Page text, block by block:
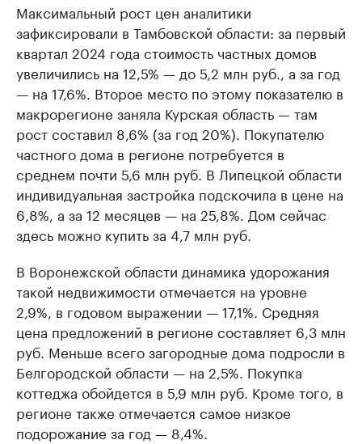
Максимальный рост цен аналитики
зафиксировали в Тамбовской области: за первый
квартал 2024 года стоимость частных домов
увеличились на 12,5% — до 5,2 млн руб., а за год
— на 17,6%. Второе место по этому показателю в
макрорегионе заняла Курская область — там
рост составил 8,6% (за год 20%). Покупателю
частного дома в регионе потребуется в
среднем почти 5,6 млн руб. В Липецкой области
индивидуальная застройка подскочила в цене на
6,8%, а за 12 месяцев — на 25,8%. Дом сейчас
здесь можно купить за 4,7 млн руб.
В Воронежской области динамика удорожания
такой недвижимости отмечается на уровне
2,9%, в годовом выражении — 17,1%. Средняя
цена предложений в регионе составляет 6,3 млн
руб. Меньше всего загородные дома подросли в
Белгородской области — на 2,5%. Покупка
коттеджа обойдется в 5,9 млн руб. Кроме того, в
регионе также отмечается самое низкое
подорожание за год — 8,4%.